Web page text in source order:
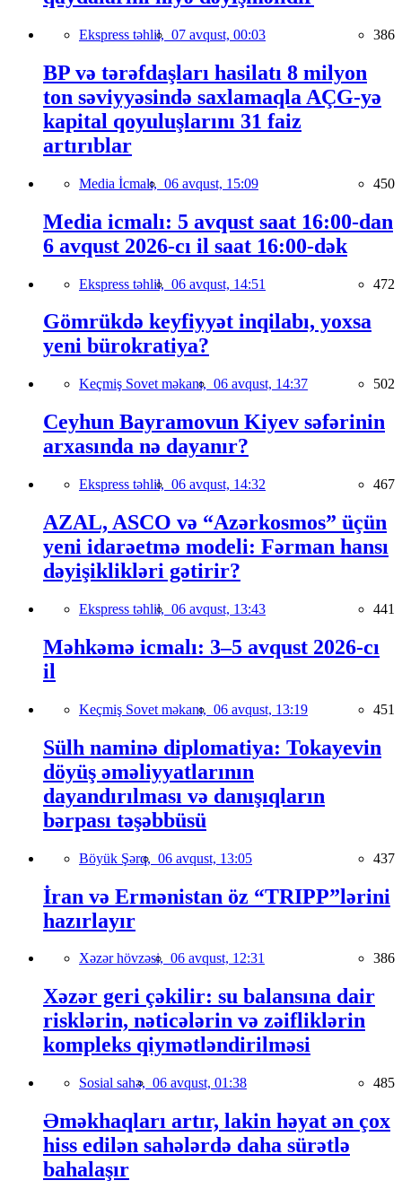
Ekspress təhlil, 07 avqust, 00:03 386
BP və tərəfdaşları hasilatı 8 milyon
ton səviyyəsində saxlamaqla AÇG-yə
kapital qoyuluşlarını 31 faiz
artırıblar
Media İcmalı, 06 avqust, 15:09 450
Media icmalı: 5 avqust saat 16:00-dan
6 avqust 2026-cı il saat 16:00-dək
Ekspress təhlil, 06 avqust, 14:51 472
Gömrükdə keyfiyyət inqilabı, yoxsa
yeni bürokratiya?
Keçmiş Sovet məkanı, 06 avqust, 14:37 502
Ceyhun Bayramovun Kiyev səfərinin
arxasında nə dayanır?
Ekspress təhlil, 06 avqust, 14:32 467
AZAL, ASCO və “Azərkosmos” üçün
yeni idarəetmə modeli: Fərman hansı
dəyişiklikləri gətirir?
Ekspress təhlil, 06 avqust, 13:43 441
Məhkəmə icmalı: 3–5 avqust 2026-cı
il
Keçmiş Sovet məkanı, 06 avqust, 13:19 451
Sülh naminə diplomatiya: Tokayevin
döyüş əməliyyatlarının
dayandırılması və danışıqların
bərpası təşəbbüsü
Böyük Şərq, 06 avqust, 13:05 437
İran və Ermənistan öz “TRIPP”lərini
hazırlayır
Xəzər hövzəsi, 06 avqust, 12:31 386
Xəzər geri çəkilir: su balansına dair
risklərin, nəticələrin və zəifliklərin
kompleks qiymətləndirilməsi
Sosial sahə, 06 avqust, 01:38 485
Əməkhaqları artır, lakin həyat ən çox
hiss edilən sahələrdə daha sürətlə
bahalaşır